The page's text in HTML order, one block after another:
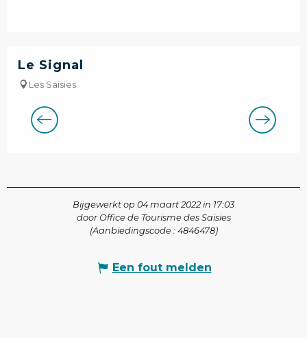
Le Signal
Les Saisies
Bijgewerkt op 04 maart 2022 in 17:03
door Office de Tourisme des Saisies
(Aanbiedingscode : 4846478)
Een fout melden